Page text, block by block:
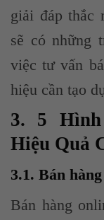
giải đáp thắc
sẽ có những
việc tư vấn
hiệu cần tạo
3. 5
Hiệu Quả
3.1. Bán
Bán hàng